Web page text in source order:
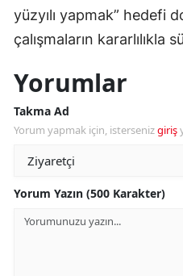
yüzyılı yapmak” hedefi
çalışmaların
Yorumlar
Takma Ad
Yorum yapmak için, istersenizgiriş
Yorum Yazın (500 Karakter)